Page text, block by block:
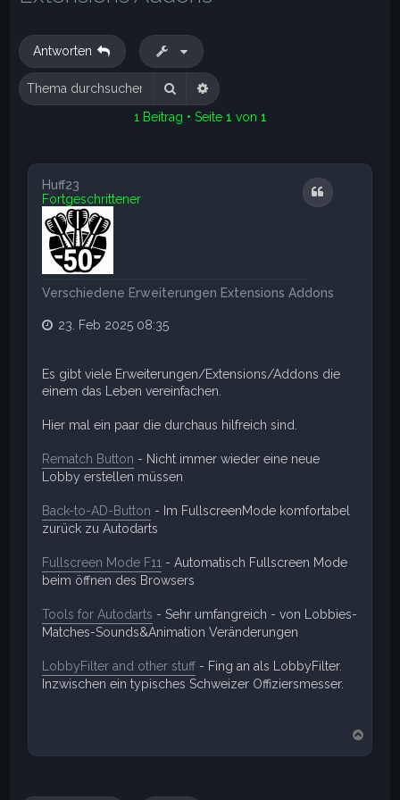
Antworten
Suche Erweiterte Suche
1 Beitrag • Seite 1 von 1
Huff23
Fortgeschrittener
Verschiedene Erweiterungen Extensions Addons
Zitat
23. Feb 2025 08:35
Es gibt viele Erweiterungen/Extensions/Addons die
einem das Leben vereinfachen.
Hier mal ein paar die durchaus hilfreich sind.
Rematch Button - Nicht immer wieder eine neue
Lobby erstellen müssen
Back-to-AD-Button - Im FullscreenMode komfortabel
zurück zu Autodarts
Fullscreen Mode F11 - Automatisch Fullscreen Mode
beim öffnen des Browsers
Tools for Autodarts - Sehr umfangreich - von Lobbies-
Matches-Sounds&Animation Veränderungen
LobbyFilter and other stuff - Fing an als LobbyFilter.
Inzwischen ein typisches Schweizer Offiziersmesser.
a